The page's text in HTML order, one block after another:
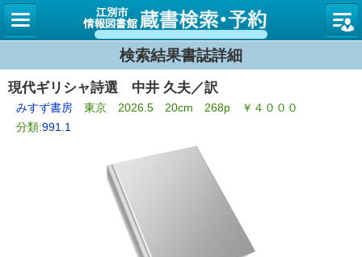
図書館
検索結果書誌詳細
現代ギリシャ詩選 中井 久夫／訳
みすず書房 東京 2026.5 20cm 268p ￥４０００
分類:991.1